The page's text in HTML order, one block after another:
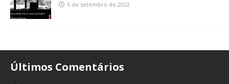
5 de setembro de 2022
Últimos Comentários